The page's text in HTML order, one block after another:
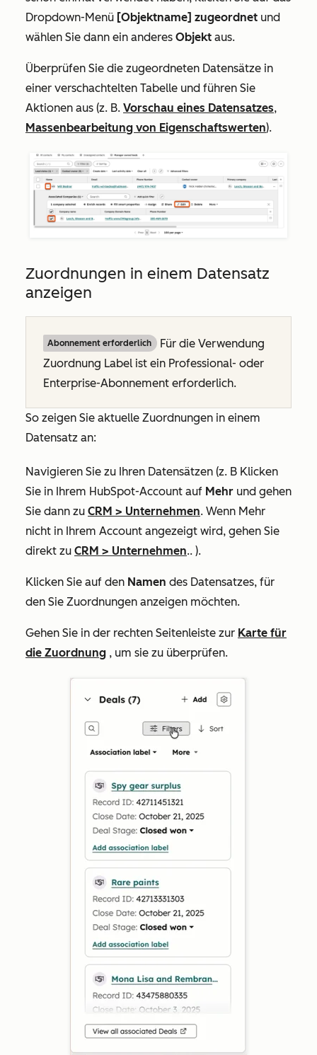
Dropdown-Menü [Objektname] zugeordnet und
wählen Sie dann ein anderes Objekt aus.
Überprüfen Sie die zugeordneten Datensätze in
einer verschachtelten Tabelle und führen Sie
Aktionen aus (z. B. Vorschau eines Datensatzes,
Massenbearbeitung von Eigenschaftswerten).
Zuordnungen in einem Datensatz
anzeigen
Abonnement erforderlich
Für die Verwendung
Zuordnung Label ist ein Professional- oder
Enterprise-Abonnement erforderlich.
So zeigen Sie aktuelle Zuordnungen in einem
Datensatz an:
Navigieren Sie zu Ihren Datensätzen (z. B Klicken
Sie in Ihrem HubSpot-Account auf Mehr und gehen
Sie dann zu CRM > Unternehmen. Wenn Mehr
nicht in Ihrem Account angezeigt wird, gehen Sie
direkt zu CRM > Unternehmen.. ).
Klicken Sie auf den Namen des Datensatzes, für
den Sie Zuordnungen anzeigen möchten.
Gehen Sie in der rechten Seitenleiste zur Karte für
die Zuordnung , um sie zu überprüfen.